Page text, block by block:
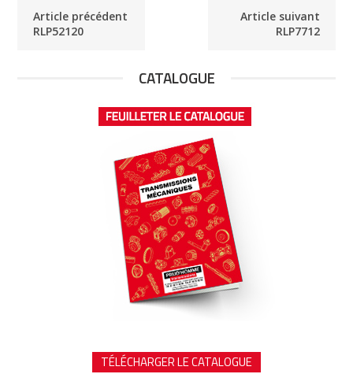
Article précédent
RLP52120
Article suivant
RLP7712
CATALOGUE
TÉLÉCHARGER LE CATALOGUE